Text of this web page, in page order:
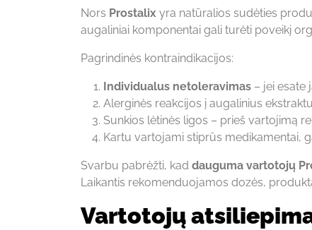
Nors Prostalix yra natūralios sudėties
augaliniai komponentai gali turėti poveikį
Pagrindinės kontraindikacijos:
Individualus netoleravimas – jei esate
Alerginės reakcijos į augalinius
Sunkios lėtinės ligos – prieš vartojimą
Kartu vartojami stiprūs medikamentai,
Svarbu pabrėžti, kad dauguma vartotojų
Laikantis rekomenduojamos dozės,
Vartotojų